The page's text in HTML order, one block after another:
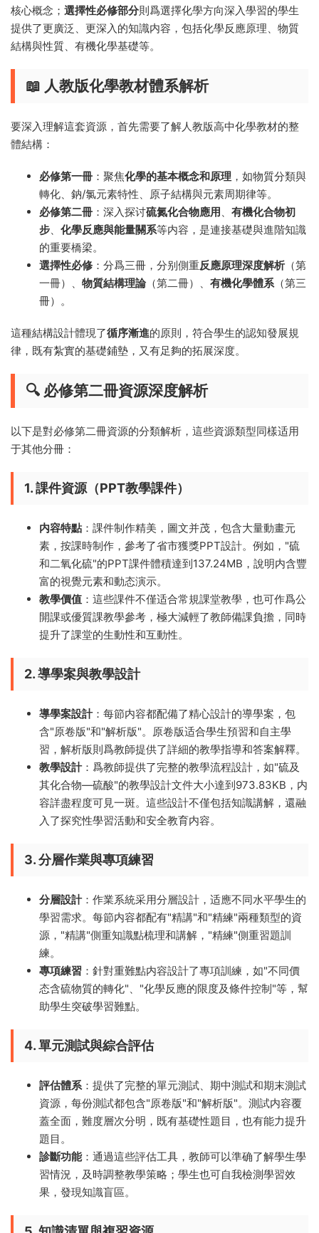
核心概念； 選擇性必修部分則爲選擇化學方向深入學習的學生
提供了更廣泛、更深入的知識内容，包括化學反應原理、物質
結構與性質、有機化學基礎等。
📖 人教版化學教材體系解析
要深入理解這套資源，首先需要了解人教版高中化學教材的整
體結構：
必修第一冊 ：聚焦化學的基本概念和原理 ，如物質分類與
轉化、鈉/氯元素特性、原子結構與元素周期律等。
必修第二冊 ：深入探讨硫氮化合物應用
有機化合物初
步
化學反應與能量關系等内容，是連接基礎與進階知識
的重要橋梁。
選擇性必修 ：分爲三冊，分别側重反應原理深度解析 （第
一冊）、 物質結構理論（第二冊）、 有機化學體系 （第三
冊）。
這種結構設計體現了循序漸進的原則，符合學生的認知發展規
律，既有紮實的基礎鋪墊，又有足夠的拓展深度。
🔍 必修第二冊資源深度解析
以下是對必修第二冊資源的分類解析，這些資源類型同樣适用
于其他分冊：
1. 課件資源（PPT教學課件）
内容特點 ：課件制作精美，圖文并茂，包含大量動畫元
素，按課時制作，參考了省市獲獎PPT設計。例如，"硫
和二氧化硫"的PPT課件體積達到137.24MB，說明内含豐
富的視覺元素和動态演示。
教學價值 ：這些課件不僅适合常規課堂教學，也可作爲公
開課或優質課教學參考，極大減輕了教師備課負擔，同時
提升了課堂的生動性和互動性。
2. 導學案與教學設計
導學案設計：每節内容都配備了精心設計的導學案，包
含"原卷版"和"解析版"。原卷版适合學生預習和自主學
習，解析版則爲教師提供了詳細的教學指導和答案解釋。
教學設計：爲教師提供了完整的教學流程設計，如"硫及
其化合物—硫酸"的教學設計文件大小達到973.83KB，内
容詳盡程度可見一斑。這些設計不僅包括知識講解，還融
入了探究性學習活動和安全教育内容。
3. 分層作業與專項練習
分層設計：作業系統采用分層設計，适應不同水平學生的
學習需求。每節内容都配有"精講"和"精練"兩種類型的資
源，"精講"側重知識點梳理和講解，"精練"側重習題訓
練。
專項練習 ：針對重難點内容設計了專項訓練，如"不同價
态含硫物質的轉化"、"化學反應的限度及條件控制"等，幫
助學生突破學習難點。
4. 單元測試與綜合評估
評估體系 ：提供了完整的單元測試、期中測試和期末測試
資源，每份測試都包含"原卷版"和"解析版"。測試内容覆
蓋全面，難度層次分明，既有基礎性題目，也有能力提升
題目。
診斷功能：通過這些評估工具，教師可以準确了解學生學
習情況，及時調整教學策略；學生也可自我檢測學習效
果，發現知識盲區。